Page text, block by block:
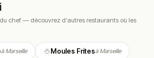
offrent une vue directe sur les
Port et la colline de Notre-Dame de la
joue la carte de la brasserie
chef — découvrez d'autres restaurants où les
à Marseille Moules Fritesà Marseille